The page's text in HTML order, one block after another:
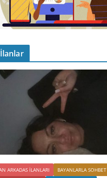
ARKADAS ILANLARI
BAYANLARLA SOHBET